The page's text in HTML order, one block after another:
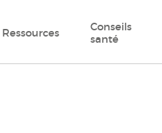
Ressources
Conseils
santé